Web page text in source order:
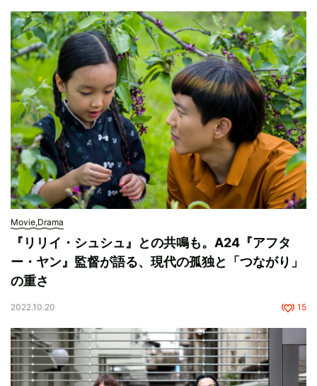
Movie,Drama
『リリイ・シュシュ』との共鳴も。A24『アフタ
ー・ヤン』監督が語る、現代の孤独と「つながり」
の重さ
2022.10.20 15